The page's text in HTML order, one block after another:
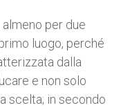
almeno per due
luogo, perché
dalla
e non solo
scelta; in secondo